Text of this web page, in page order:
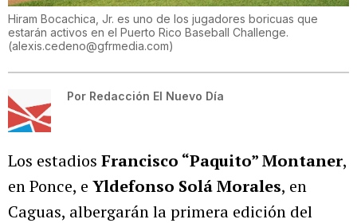
Hiram Bocachica, Jr. es uno de los jugadores boricuas que
estarán activos en el Puerto Rico Baseball Challenge.
(alexis.cedeno@gfrmedia.com)
Por Redacción El Nuevo Día
Los estadios Francisco “Paquito” Montaner,
en Ponce, e Yldefonso Solá Morales, en
Caguas, albergarán la primera edición del